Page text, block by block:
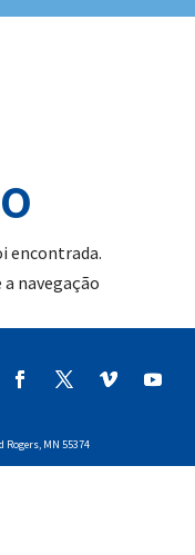
encontrada.
navegação
MN 55374